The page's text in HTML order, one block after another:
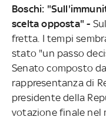
Boschi:
scelta opposta" -
fretta. I tempi
stato "un passo
Senato composto
rappresentanza di
presidente della
votazione finale nel